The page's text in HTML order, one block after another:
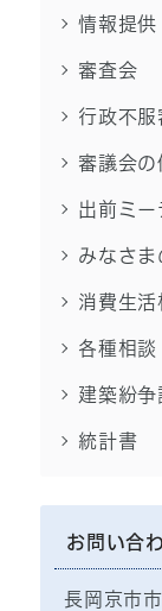
情報提供
審査会
行政不服
審議会
出前ミ
みなさま
消費生活
各種相談
建築紛
統計書
お問い合
長岡京市